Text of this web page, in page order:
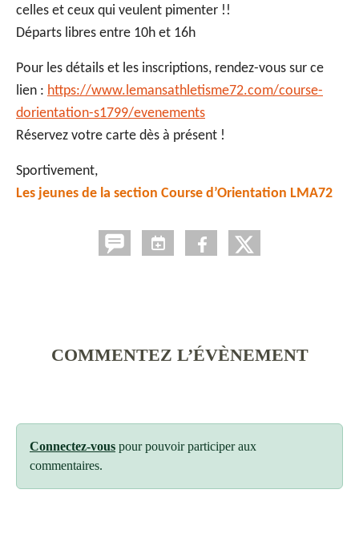
celles et ceux qui veulent pimenter !!
Départs libres entre 10h et 16h
Pour les détails et les inscriptions, rendez-vous sur ce
lien : https://www.lemansathletisme72.com/course-
dorientation-s1799/evenements
Réservez votre carte dès à présent !
Sportivement,
Les jeunes de la section Course d’Orientation LMA72
COMMENTEZ L’ÉVÈNEMENT
Connectez-vous pour pouvoir participer aux
commentaires.